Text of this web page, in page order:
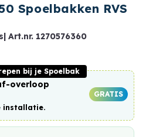
Spoelbakken RVS
| Art.nr. 1270576360
bij je Spoelbak
overloop
installatie.
GRATIS